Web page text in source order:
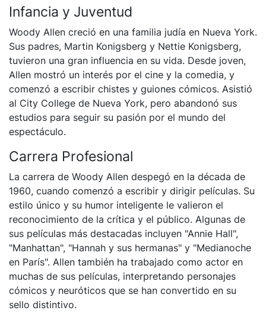
Infancia y Juventud
Woody Allen creció en una familia judía en Nueva York.
Sus padres, Martin Konigsberg y Nettie Konigsberg,
tuvieron una gran influencia en su vida. Desde joven,
Allen mostró un interés por el cine y la comedia, y
comenzó a escribir chistes y guiones cómicos. Asistió
al City College de Nueva York, pero abandonó sus
estudios para seguir su pasión por el mundo del
espectáculo.
Carrera Profesional
La carrera de Woody Allen despegó en la década de
1960, cuando comenzó a escribir y dirigir películas. Su
estilo único y su humor inteligente le valieron el
reconocimiento de la crítica y el público. Algunas de
sus películas más destacadas incluyen "Annie Hall",
"Manhattan", "Hannah y sus hermanas" y "Medianoche
en París". Allen también ha trabajado como actor en
muchas de sus películas, interpretando personajes
cómicos y neuróticos que se han convertido en su
sello distintivo.